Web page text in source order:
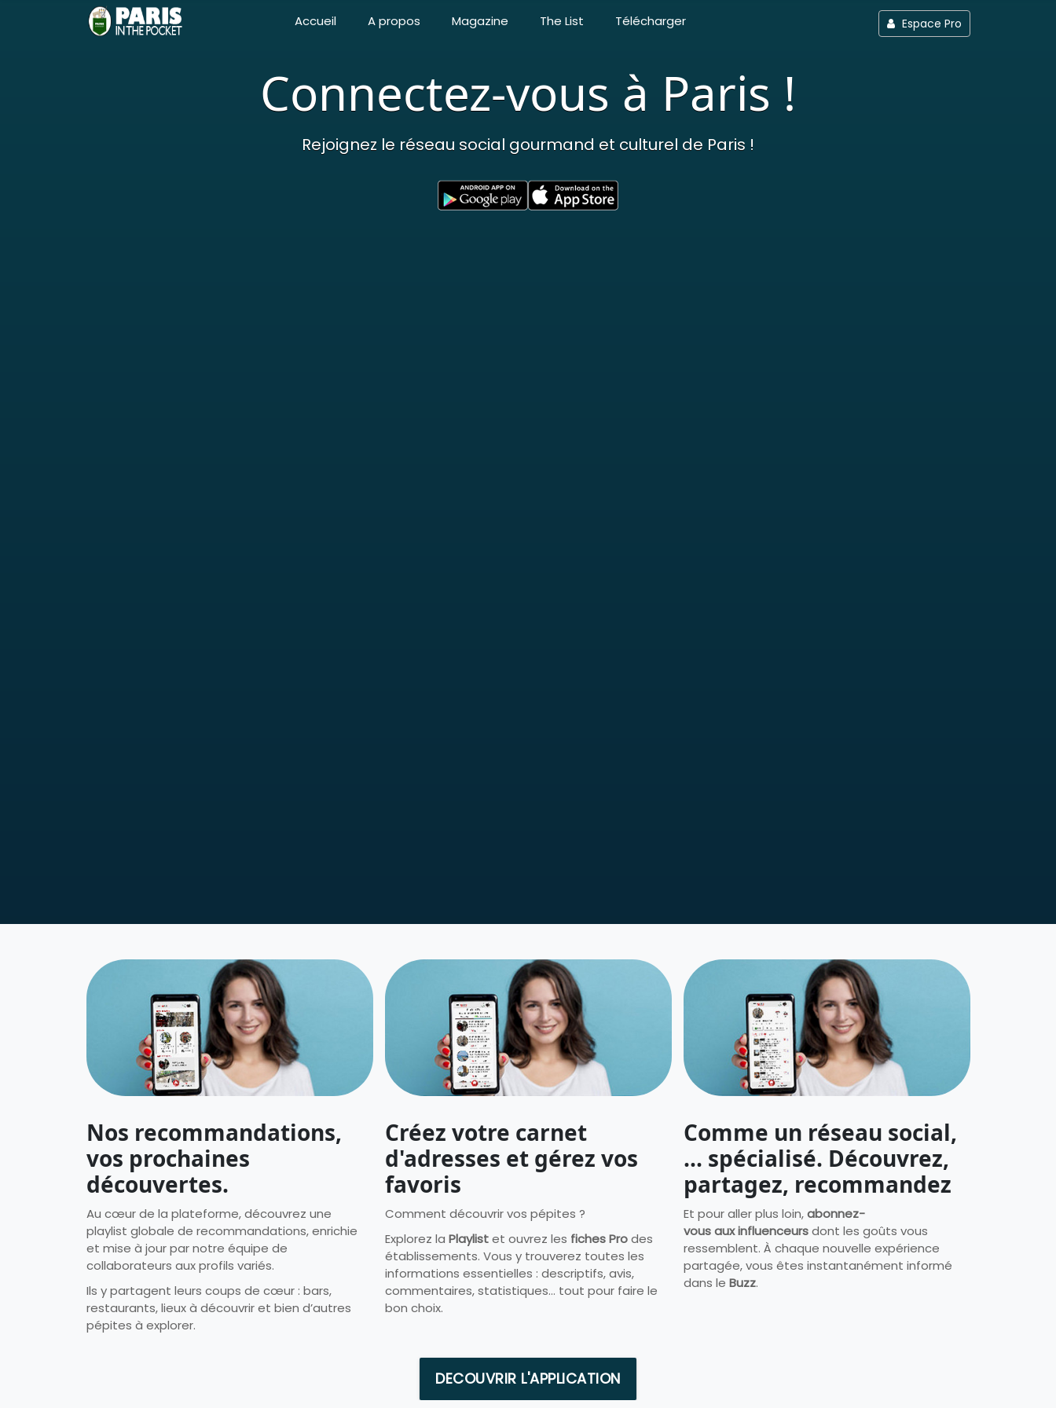
Accueil A propos Magazine The List Télécharger Espace Pro
Connectez-vous à Paris !
Rejoignez le réseau social gourmand et culturel de Paris !
Nos recommandations,
vos prochaines
découvertes.
Au cœur de la plateforme, découvrez une
playlist globale de recommandations, enrichie
et mise à jour par notre équipe de
collaborateurs aux profils variés.
Ils y partagent leurs coups de cœur : bars,
restaurants, lieux à découvrir et bien d’autres
pépites à explorer.
Créez votre carnet
d'adresses et gérez vos
favoris
Comment découvrir vos pépites ?
Explorez la Playlistet ouvrez les fiches Prodes
établissements. Vous y trouverez toutes les
informations essentielles : descriptifs, avis,
commentaires, statistiques… tout pour faire le
bon choix.
Comme un réseau social,
... spécialisé. Découvrez,
partagez, recommandez
Et pour aller plus loin,abonnez-
vous aux influenceursdont les goûts vous
ressemblent. À chaque nouvelle expérience
partagée, vous êtes instantanément informé
dans le Buzz.
DECOUVRIR L'APPLICATION